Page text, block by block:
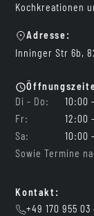
Kochkreationen
Adresse:
Inninger Str 6b,
Di - Do:
10:00
Fr:
12:00
Sa:
10:00
Sowie Termine
Kontakt:
+49 170 955 03